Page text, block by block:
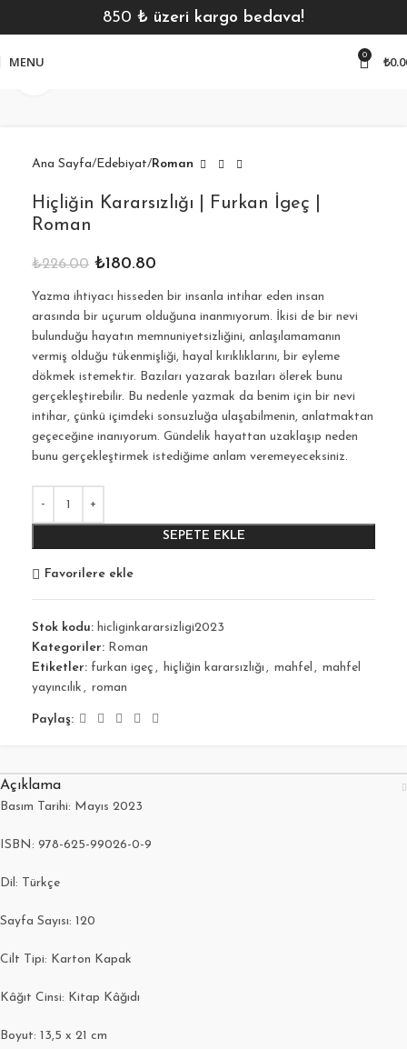
850 ₺ üzeri kargo bedava!
MENU 0 ₺
Ana Sayfa Edebiyat Roman
Hiçliğin Kararsızlığı | Furkan İgeç |
Roman
₺226.00 ₺180.80
Yazma ihtiyacı hisseden bir insanla intihar eden insan
arasında bir uçurum olduğuna inanmıyorum. İkisi de bir nevi
bulunduğu hayatın memnuniyetsizliğini, anlaşılamamanın
vermiş olduğu tükenmişliği, hayal kırıklıklarını, bir eyleme
dökmek istemektir. Bazıları yazarak bazıları ölerek bunu
gerçekleştirebilir. Bu nedenle yazmak da benim için bir nevi
intihar, çünkü içimdeki sonsuzluğa ulaşabilmenin, anlatmaktan
geçeceğine inanıyorum. Gündelik hayattan uzaklaşıp neden
bunu gerçekleştirmek istediğime anlam veremeyeceksiniz.
SEPETE EKLE
Favorilere ekle
Stok kodu: hicliginkararsizligi2023
Kategoriler: Roman
Etiketler: furkan igeç , hiçliğin kararsızlığı , mahfel , mahfel
yayıncılık , roman
Paylaş:
Açıklama
Basım Tarihi: Mayıs 2023
ISBN: 978-625-99026-0-9
Dil: Türkçe
Sayfa Sayısı: 120
Cilt Tipi: Karton Kapak
Kâğıt Cinsi: Kitap Kâğıdı
Boyut: 13,5 x 21 cm